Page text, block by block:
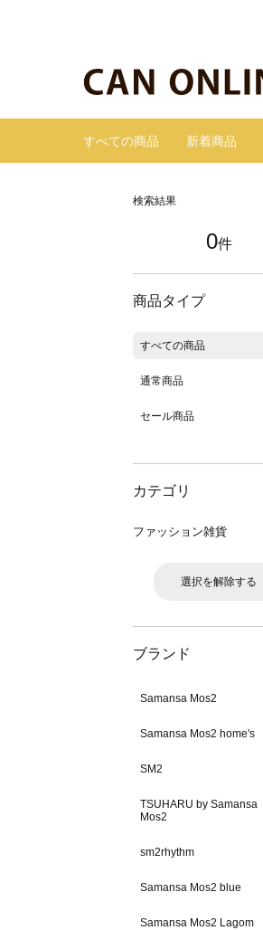
すべての商品 新着商品
検索結果
0件
商品タイプ
すべての商品
通常商品
セール商品
カテゴリ
ファッション雑貨
選択を解除する
ブランド
Samansa Mos2
Samansa Mos2 home's
SM2
TSUHARU by Samansa
Mos2
sm2rhythm
Samansa Mos2 blue
Samansa Mos2 Lagom